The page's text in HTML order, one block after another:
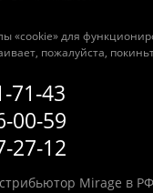
«cookie» для
пожалуйста,
71-43
00-59
27-12
Mirage в